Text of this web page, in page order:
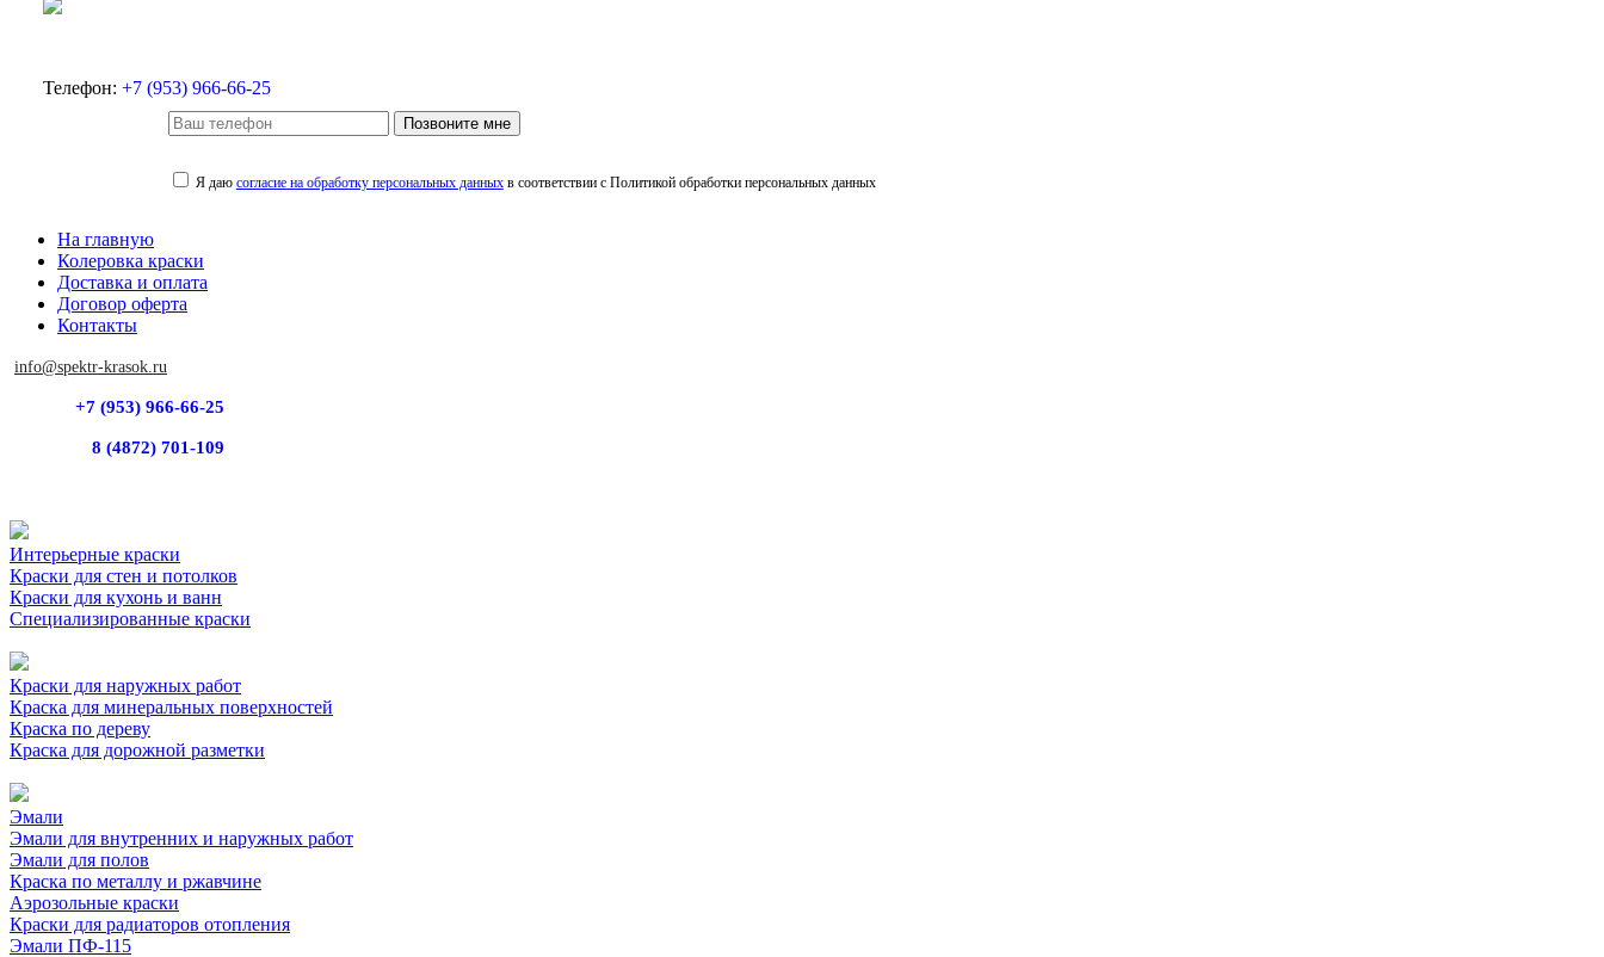
Телефон: +7 (953) 966-66-25
Позвоните мне
Я даю согласие на обработку персональных данныхв соответствии с Политикой обработки персональных данных
На главную
Колеровка краски
Доставка и оплата
Договор оферта
Контакты
info@spektr-krasok.ru
+7 (953) 966-66-25
8 (4872) 701-109
Интерьерные краски
Краски для стен и потолков
Краски для кухонь и ванн
Специализированные краски
Краски для наружных работ
Краска для минеральных поверхностей
Краска по дереву
Краска для дорожной разметки
Эмали
Эмали для внутренних и наружных работ
Эмали для полов
Краска по металлу и ржавчине
Аэрозольные краски
Краски для радиаторов отопления
Эмали ПФ-115